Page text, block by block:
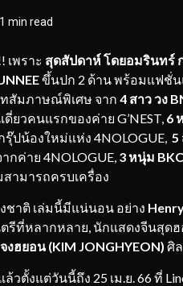
1 min read
พราะ สุดสัปดาห์ โดยอมรินทร์
ขึ้นปก 2 ด้าน พร้อมแฟชั่
สัมภาษณ์พิเศษ จาก 4 สาว วง
ดี่ยวคนแรกของค่าย G’NEST, 6
รุ๊ปน้องใหม่แห่ง 4NOLOGUE, 5
กค่าย 4NOLOGUE, 3 หนุ่ม BKC
ามารถครบเครื่อง
ติ เล่มนี้มีแน่นอน อย่าง
ที่หลากหลาย, นักแสดงจีนสุดฮ
งฮยอน (KIM JONGHYEON) ศิ
งแต่วันนี้ถึง 25 เม.ย. 66 ที่